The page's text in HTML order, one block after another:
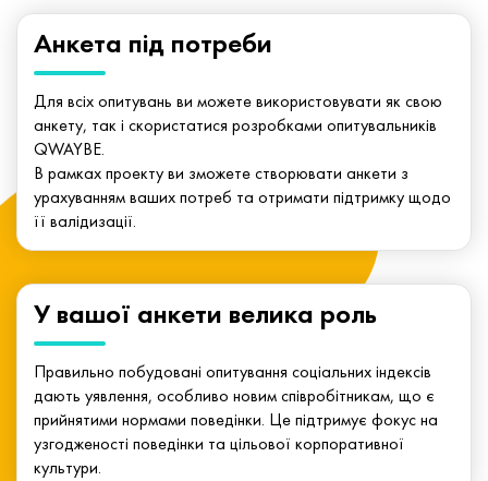
Анкета під потреби
Для всіх опитувань ви можете використовувати як свою
анкету, так і скористатися розробками опитувальників
QWAYBE.
В рамках проекту ви зможете створювати анкети з
урахуванням ваших потреб та отримати підтримку щодо
її валідизації.
У вашої анкети велика роль
Правильно побудовані опитування соціальних індексів
дають уявлення, особливо новим співробітникам, що є
прийнятими нормами поведінки. Це підтримує фокус на
узгодженості поведінки та цільової корпоративної
культури.